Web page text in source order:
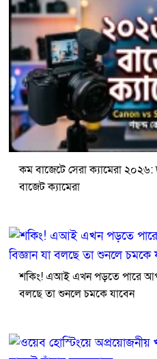
কম বাজেটে সেরা ক্যামেরা
বাজেট ক্যামেরা
শকিং! এআই এখন পড়তে পারে
বলছে তা শুনলে চমকে যাবেন